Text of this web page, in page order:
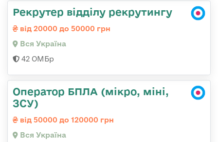
Рекрутер відділу рекрутингу
від 20000 до 50000 грн
Вся Україна
42 ОМБр
Оператор БПЛА (мікро, міні,
ЗСУ)
від 50000 до 120000 грн
Вся Україна